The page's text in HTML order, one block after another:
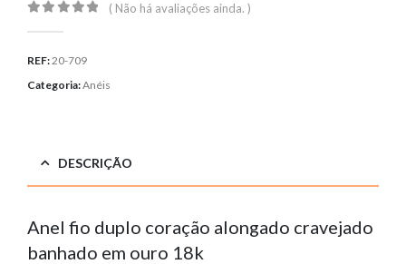
( Não há avaliações ainda. )
REF:20-709
Categoria:Anéis
DESCRIÇÃO
Anel fio duplo coração alongado cravejado
banhado em ouro 18k